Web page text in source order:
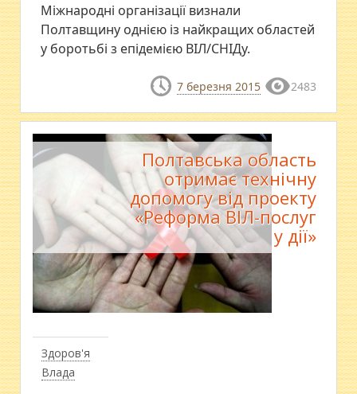
Міжнародні організації визнали
Полтавщину однією із найкращих областей
у боротьбі з епідемією ВІЛ/СНІДу.
7 березня 2015 2483
Здоров'я
Влада
Полтавська область
отримає технічну
допомогу від проекту
«Реформа ВІЛ-послуг
у дії»